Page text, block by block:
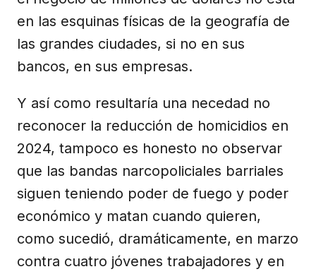
en las esquinas físicas de la geografía de
las grandes ciudades, si no en sus
bancos, en sus empresas.
Y así como resultaría una necedad no
reconocer la reducción de homicidios en
2024, tampoco es honesto no observar
que las bandas narcopoliciales barriales
siguen teniendo poder de fuego y poder
económico y matan cuando quieren,
como sucedió, dramáticamente, en marzo
contra cuatro jóvenes trabajadores y en